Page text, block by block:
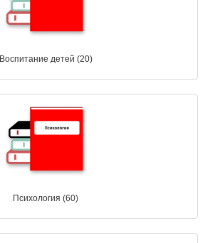
Воспитание детей (20)
Психология (60)